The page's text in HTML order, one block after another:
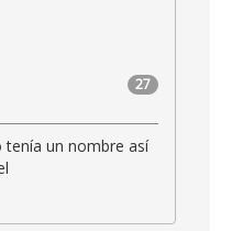
27
tenía un nombre así